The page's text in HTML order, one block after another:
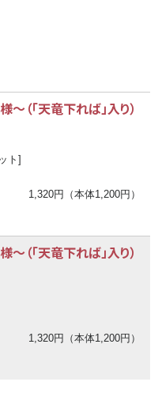
（「天竜下れば」入り）
ト]
1,320円（本体1,200円）
（「天竜下れば」入り）
1,320円（本体1,200円）